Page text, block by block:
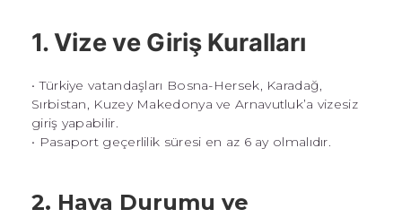
1. Vize ve Giriş Kuralları
• Türkiye vatandaşları Bosna-Hersek, Karadağ,
Sırbistan, Kuzey Makedonya ve Arnavutluk’a vizesiz
giriş yapabilir.
• Pasaport geçerlilik süresi en az 6 ay olmalıdır.
2. Hava Durumu ve